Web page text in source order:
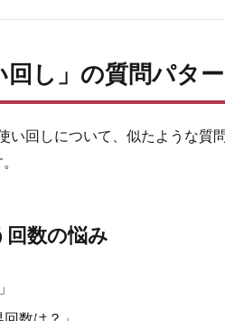
し」の質問パタ
い回しについて、似たような質
数の悩み
数は？」